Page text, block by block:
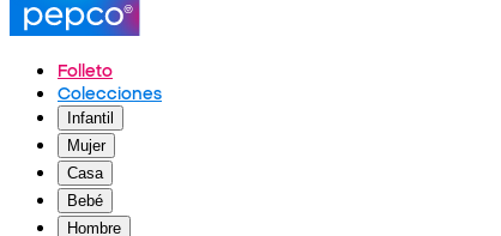
Folleto
Colecciones
Infantil
Mujer
Casa
Bebé
Hombre